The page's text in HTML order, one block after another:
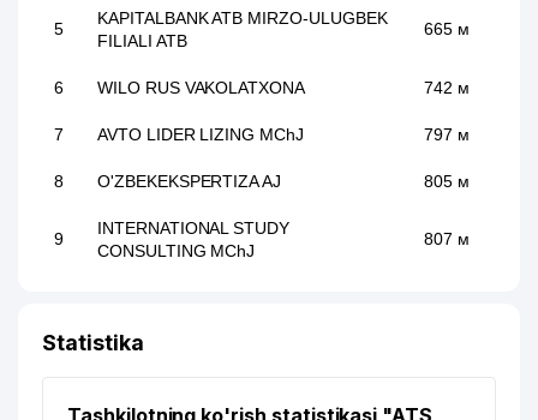
5
KAPITALBANK ATB MIRZO-ULUGBEK
FILIALI ATB
665 м
6 WILO RUS VAKOLATXONA 742 м
7 AVTO LIDER LIZING MChJ 797 м
8 O'ZBEKEKSPERTIZA AJ 805 м
9
INTERNATIONAL STUDY
CONSULTING MChJ
807 м
11 897 м
Statistika
Tashkilotning ko'rish statistikasi "ATS